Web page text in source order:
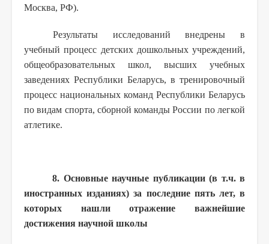
Москва, РФ).
Результаты исследований внедрены в
учебный процесс детских дошкольных учреждений,
общеобразовательных школ, высших учебных
заведениях Республики Беларусь, в тренировочный
процесс национальных команд Республики Беларусь
по видам спорта, сборной команды России по легкой
атлетике.
8. Основные научные публикации (в т.ч. в
иностранных изданиях) за последние пять лет, в
которых нашли отражение важнейшие
достижения научной школы